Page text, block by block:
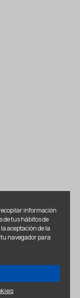
información
de tus hábitos de
aceptación de la
navegador para